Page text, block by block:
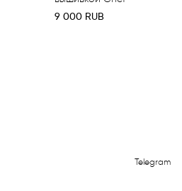
9 000 RUB
Telegram